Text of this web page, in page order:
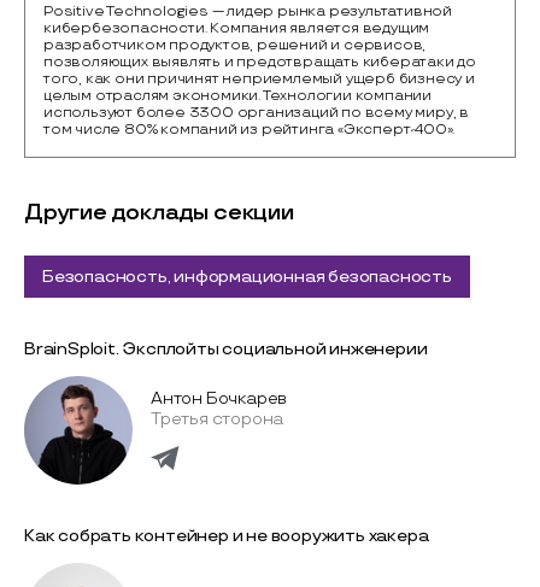
Positive Technologies — лидер рынка результативной
кибербезопасности. Компания является ведущим
разработчиком продуктов, решений и сервисов,
позволяющих выявлять и предотвращать кибератаки до
того, как они причинят неприемлемый ущерб бизнесу и
целым отраслям экономики. Технологии компании
используют более 3300 организаций по всему миру, в
том числе 80% компаний из рейтинга «Эксперт-400».
Другие доклады секции
Безопасность, информационная безопасность
BrainSploit. Эксплойты социальной инженерии
Антон Бочкарев
Третья сторона
Как собрать контейнер и не вооружить хакера